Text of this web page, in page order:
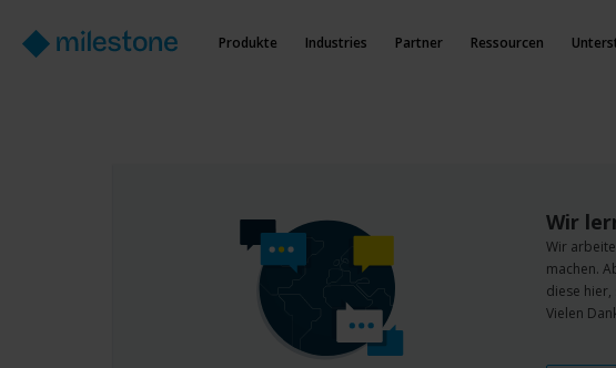
Produkte Industries Partner Ressourcen
Wir
Wir
machen.
diese
Vielen